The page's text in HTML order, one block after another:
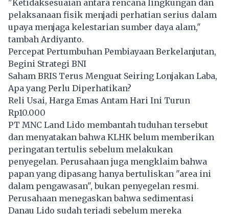
"Ketidaksesuaian antara rencana lingkungan dan
pelaksanaan fisik menjadi perhatian serius dalam
upaya menjaga kelestarian sumber daya alam,"
tambah Ardiyanto.
Percepat Pertumbuhan Pembiayaan Berkelanjutan,
Begini Strategi BNI
Saham BRIS Terus Menguat Seiring Lonjakan Laba,
Apa yang Perlu Diperhatikan?
Reli Usai, Harga Emas Antam Hari Ini Turun
Rp10.000
PT MNC Land Lido membantah tuduhan tersebut
dan menyatakan bahwa KLHK belum memberikan
peringatan tertulis sebelum melakukan
penyegelan. Perusahaan juga mengklaim bahwa
papan yang dipasang hanya bertuliskan "area ini
dalam pengawasan", bukan penyegelan resmi.
Perusahaan menegaskan bahwa sedimentasi
Danau Lido sudah terjadi sebelum mereka